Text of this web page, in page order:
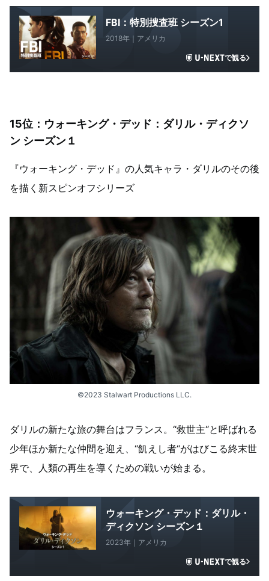
FBI：特別捜査班 シーズン1
2018年｜アメリカ
で観る
15位：ウォーキング・デッド：ダリル・ディクソ
ン シーズン１
『ウォーキング・デッド』の人気キャラ・ダリルのその後
を描く新スピンオフシリーズ
©2023 Stalwart Productions LLC.
ダリルの新たな旅の舞台はフランス。“救世主“と呼ばれる
少年ほか新たな仲間を迎え、“飢えし者“がはびこる終末世
界で、人類の再生を導くための戦いが始まる。
ウォーキング・デッド：ダリル・
ディクソン シーズン１
2023年｜アメリカ
で観る